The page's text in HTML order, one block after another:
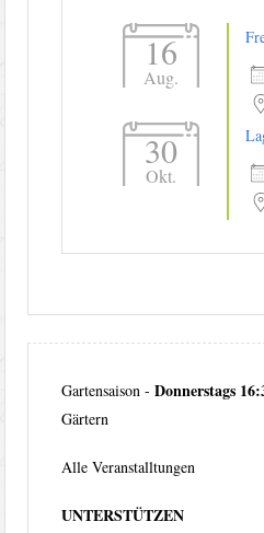
16
Aug.
30
Okt.
Gartensaison -Donnerstags
Gärtern
Alle Veranstalltungen
UNTERSTÜTZEN